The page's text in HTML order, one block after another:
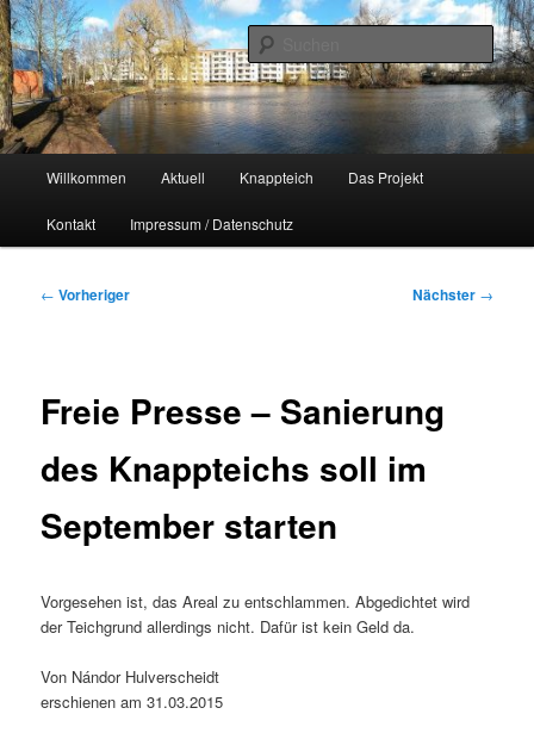
Zum
primären
Inhalt
springenUnser Knappteich
Naherholungsgebiet im Chemnitzer Yorckgebiet
Willkommen Aktuell Knappteich Das Projekt
Kontakt Impressum / Datenschutz
Beitragsnavigation
← Vorheriger Nächster →
Freie Presse – Sanierung
des Knappteichs soll im
September starten
Vorgesehen ist, das Areal zu entschlammen. Abgedichtet wird
der Teichgrund allerdings nicht. Dafür ist kein Geld da.
Von Nándor Hulverscheidt
erschienen am 31.03.2015